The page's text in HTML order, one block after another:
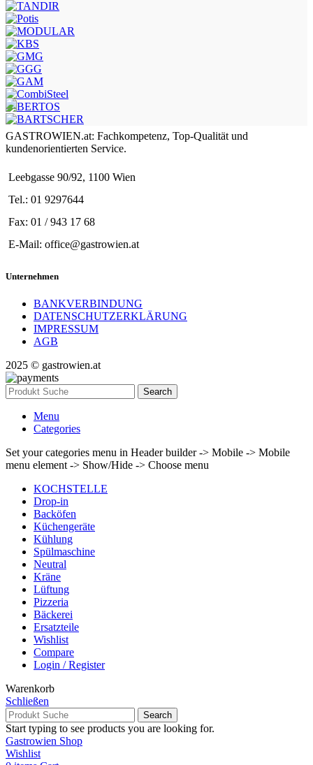
GASTROWIEN.at: Fachkompetenz, Top-Qualität und
kundenorientierten Service.
Leebgasse 90/92, 1100 Wien
Tel.: 01 9297644
Fax: 01 / 943 17 68
E-Mail: office@gastrowien.at
Unternehmen
BANKVERBINDUNG
DATENSCHUTZERKLÄRUNG
IMPRESSUM
AGB
2025 © gastrowien.at
Search
Menu
Categories
Set your categories menu in Header builder -> Mobile -> Mobile
menu element -> Show/Hide -> Choose menu
KOCHSTELLE
Drop-in
Backöfen
Küchengeräte
Kühlung
Spülmaschine
Neutral
Kräne
Lüftung
Pizzeria
Bäckerei
Ersatzteile
Wishlist
Compare
Login / Register
Warenkorb
Schließen
Search
Start typing to see products you are looking for.
Gastrowien Shop
Wishlist